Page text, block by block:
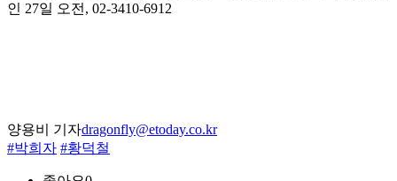
인 27일 오전, 02-3410-6912
양용비 기자dragonfly@etoday.co.kr
#박희자 #황덕철